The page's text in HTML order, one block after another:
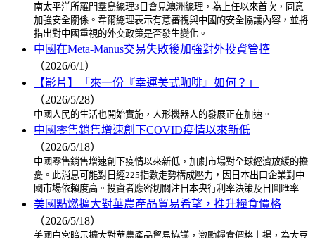
南太平洋所羅門羣島總理3日會見澳洲總理，為上任以來首次，同意
加強安全關係。韋爾總理表示有意審視與中國的安全協議內容，並將
指出對中國重視的外交政策是否發生變化。
中國在Meta-Manus交易失敗後加強對外投資管控
（2026/6/1）
【影片】「來一份『幸運美式咖啡』如何？」
（2026/5/28）
中國人民的生活也開始實施，人形機器人的發展正在加速。
中國零售銷售增速創下COVID疫情以來新低
（2026/5/18）
中國零售銷售增速創下疫情以來新低，加劇市場對全球經濟放緩的擔
憂。此消息可能對日經225指數走勢構成壓力，因日本出口企業對中
國市場依賴度高。投資者應密切關注日本央行利率決策及日圓匯率
美國點燃擴大對華農產品貿易希望，推升糧食價格
（2026/5/18）
美國白宮暗示擴大對華農產品貿易協議，激勵糧食價格上揚，為大豆